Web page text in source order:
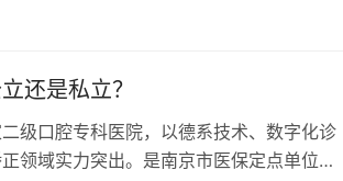
还是私立？
级口腔专科医院，以德系技术、数字化诊
领域实力突出。是南京市医保定点单位。